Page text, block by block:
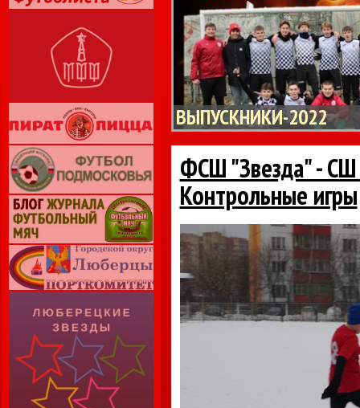
ВЫПУСКНИКИ-2022
ФСШ "Звезда" -
Контрольные игры